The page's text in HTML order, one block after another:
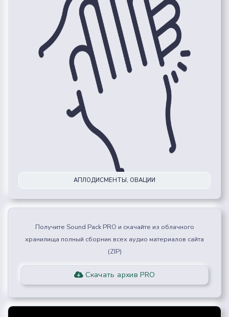
АПЛОДИСМЕНТЫ, ОВАЦИИ
Получите Sound Pack PRO и скачайте из облачного
хранилища полный сборник всех аудио материалов сайта
(ZIP)
Скачать архив PRO